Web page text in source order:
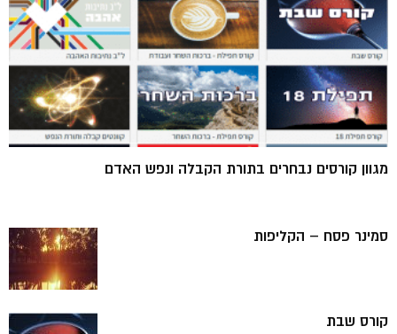
מגוון קורסים נבחרים בתורת הקבלה ונפש האדם
סמינר פסח – הקליפות
קורס שבת